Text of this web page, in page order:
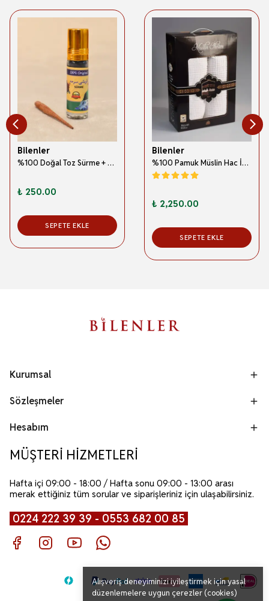
Alışveriş deneyiminizi iyileştirmek için yasal
düzenlemelere uygun çerezler (cookies)
Bilenler
%100 Doğal Toz Sürme + Ahşap Sürme Çubuğu | Geleneksel ve Orijinal Göz Sürmesi
₺ 250.00
SEPETE EKLE
Bilenler
%100 Pamuk Müslin Hac İhramı – Hafif; Dikişsiz ve Antibakteriyel
₺ 2,250.00
SEPETE EKLE
Kurumsal
Sözleşmeler
Hesabım
MÜŞTERİ HİZMETLERİ
Hafta içi 09:00 - 18:00 / Hafta sonu 09:00 - 13:00 arası
merak ettiğiniz tüm sorular ve siparişleriniz için ulaşabilirsiniz.
0224 222 39 39 - 0553 682 00 85